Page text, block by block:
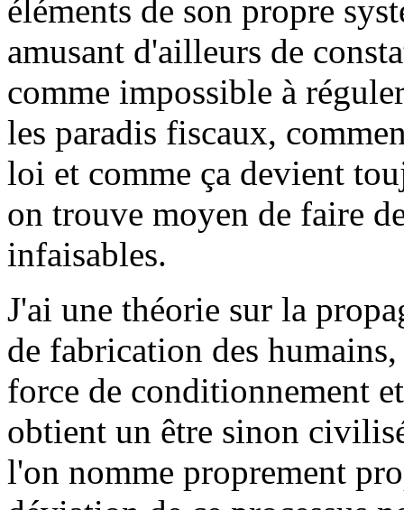
éléments de son propre
amusant d'ailleurs de
comme impossible à
les paradis fiscaux,
loi et comme ça devient
on trouve moyen de faire
infaisables.
J'ai une théorie sur la
de fabrication des
force de conditionnement
obtient un être sinon
l'on nomme proprement